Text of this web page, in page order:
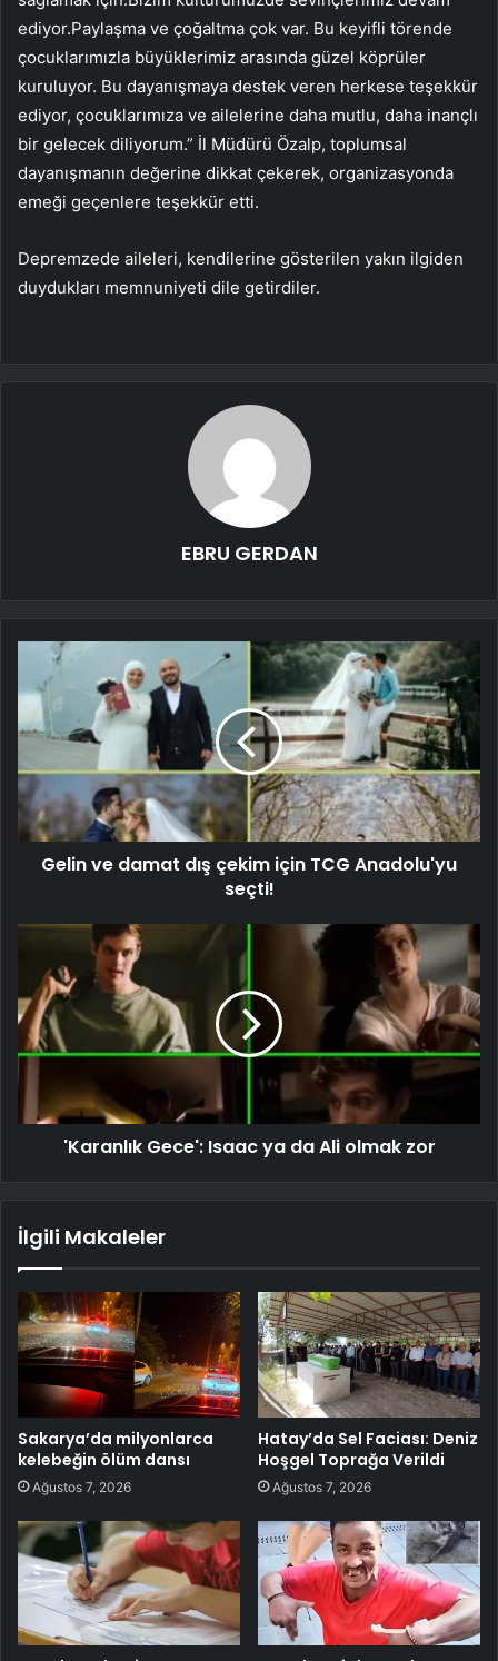
ediyor.Paylaşma ve çoğaltma çok var. Bu keyifli törende
çocuklarımızla büyüklerimiz arasında güzel köprüler
kuruluyor. Bu dayanışmaya destek veren herkese teşekkür
ediyor, çocuklarımıza ve ailelerine daha mutlu, daha inançlı
bir gelecek diliyorum.” İl Müdürü Özalp, toplumsal
dayanışmanın değerine dikkat çekerek, organizasyonda
emeği geçenlere teşekkür etti.
Depremzede aileleri, kendilerine gösterilen yakın ilgiden
duydukları memnuniyeti dile getirdiler.
EBRU GERDAN
Gelin ve damat dış çekim için TCG Anadolu'yu
seçti!
'Karanlık Gece': Isaac ya da Ali olmak zor
İlgili Makaleler
Sakarya’da milyonlarca
kelebeğin ölüm dansı
Ağustos 7, 2026
Hatay’da Sel Faciası: Deniz
Hoşgel Toprağa Verildi
Ağustos 7, 2026